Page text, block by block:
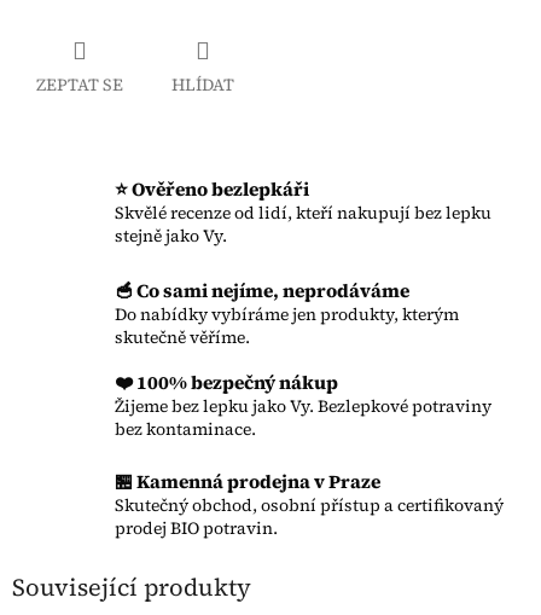
ZEPTAT SE HLÍDAT
⭐ Ověřeno bezlepkáři
Skvělé recenze od lidí, kteří nakupují bez lepku
stejně jako Vy.
🥣 Co sami nejíme, neprodáváme
Do nabídky vybíráme jen produkty, kterým
skutečně věříme.
❤️ 100% bezpečný nákup
Žijeme bez lepku jako Vy. Bezlepkové potraviny
bez kontaminace.
🏪 Kamenná prodejna v Praze
Skutečný obchod, osobní přístup a certifikovaný
prodej BIO potravin.
Související produkty